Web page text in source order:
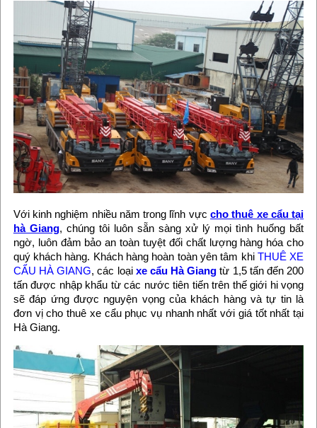
Với kinh nghiệm nhiều năm trong lĩnh vựccho thuê xe cẩu tại
hà Giang, chúng tôi luôn sẵn sàng xử lý mọi tình huống bất
ngờ, luôn đảm bảo an toàn tuyệt đối chất lượng hàng hóa cho
quý khách hàng. Khách hàng hoàn toàn yên tâm khi THUÊ XE
CẨU HÀ GIANG, các loại xe cẩu Hà Giang từ 1,5 tấn đến 200
tấn được nhập khẩu từ các nước tiên tiến trên thế giới hi vọng
sẽ đáp ứng được nguyện vọng của khách hàng và tự tin là
đơn vị cho thuê xe cẩu phục vụ nhanh nhất với giá tốt nhất tại
Hà Giang.